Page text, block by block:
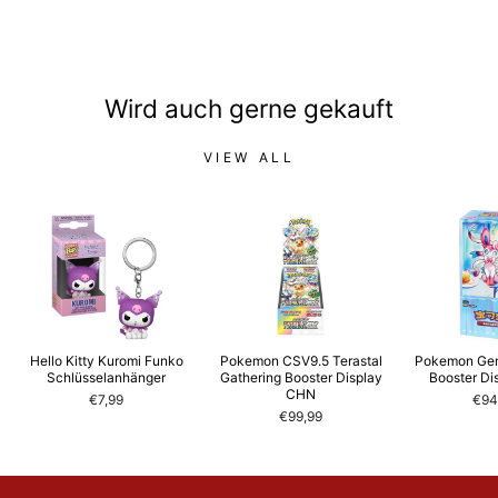
Wird auch gerne gekauft
VIEW ALL
Hello Kitty Kuromi Funko
Schlüsselanhänger
€7,99
Pokemon CSV9.5 Terastal
Gathering Booster Display
CHN
€99,99
Pokemon
Booster